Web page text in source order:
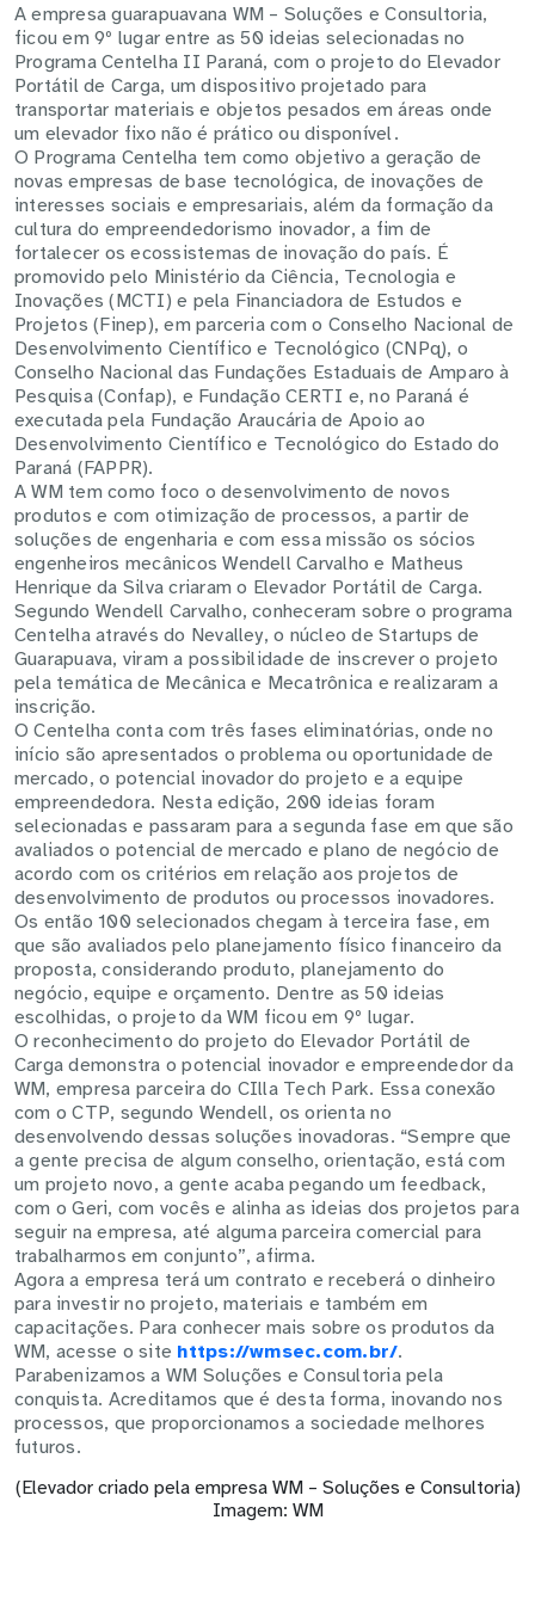
A empresa guarapuavana WM – Soluções e Consultoria,
ficou em 9º lugar entre as 50 ideias selecionadas no
Programa Centelha II Paraná, com o projeto do Elevador
Portátil de Carga, um dispositivo projetado para
transportar materiais e objetos pesados em áreas onde
um elevador fixo não é prático ou disponível.
O Programa Centelha tem como objetivo a geração de
novas empresas de base tecnológica, de inovações de
interesses sociais e empresariais, além da formação da
cultura do empreendedorismo inovador, a fim de
fortalecer os ecossistemas de inovação do país. É
promovido pelo Ministério da Ciência, Tecnologia e
Inovações (MCTI) e pela Financiadora de Estudos e
Projetos (Finep), em parceria com o Conselho Nacional de
Desenvolvimento Científico e Tecnológico (CNPq), o
Conselho Nacional das Fundações Estaduais de Amparo à
Pesquisa (Confap), e Fundação CERTI e, no Paraná é
executada pela Fundação Araucária de Apoio ao
Desenvolvimento Científico e Tecnológico do Estado do
Paraná (FAPPR).
A WM tem como foco o desenvolvimento de novos
produtos e com otimização de processos, a partir de
soluções de engenharia e com essa missão os sócios
engenheiros mecânicos Wendell Carvalho e Matheus
Henrique da Silva criaram o Elevador Portátil de Carga.
Segundo Wendell Carvalho, conheceram sobre o programa
Centelha através do Nevalley, o núcleo de Startups de
Guarapuava, viram a possibilidade de inscrever o projeto
pela temática de Mecânica e Mecatrônica e realizaram a
inscrição.
O Centelha conta com três fases eliminatórias, onde no
início são apresentados o problema ou oportunidade de
mercado, o potencial inovador do projeto e a equipe
empreendedora. Nesta edição, 200 ideias foram
selecionadas e passaram para a segunda fase em que são
avaliados o potencial de mercado e plano de negócio de
acordo com os critérios em relação aos projetos de
desenvolvimento de produtos ou processos inovadores.
Os então 100 selecionados chegam à terceira fase, em
que são avaliados pelo planejamento físico financeiro da
proposta, considerando produto, planejamento do
negócio, equipe e orçamento. Dentre as 50 ideias
escolhidas, o projeto da WM ficou em 9º lugar.
O reconhecimento do projeto do Elevador Portátil de
Carga demonstra o potencial inovador e empreendedor da
WM, empresa parceira do CIlla Tech Park. Essa conexão
com o CTP, segundo Wendell, os orienta no
desenvolvendo dessas soluções inovadoras. “Sempre que
a gente precisa de algum conselho, orientação, está com
um projeto novo, a gente acaba pegando um feedback,
com o Geri, com vocês e alinha as ideias dos projetos para
seguir na empresa, até alguma parceira comercial para
trabalharmos em conjunto”, afirma.
Agora a empresa terá um contrato e receberá o dinheiro
para investir no projeto, materiais e também em
capacitações. Para conhecer mais sobre os produtos da
WM, acesse o site https://wmsec.com.br/.
Parabenizamos a WM Soluções e Consultoria pela
conquista. Acreditamos que é desta forma, inovando nos
processos, que proporcionamos a sociedade melhores
futuros.
(Elevador criado pela empresa WM – Soluções e Consultoria)
Imagem: WM